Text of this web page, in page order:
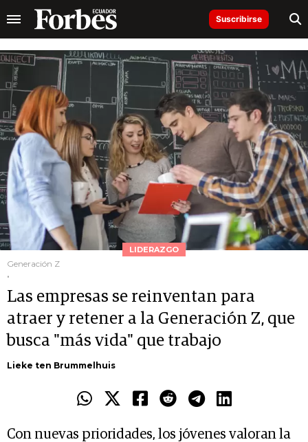
Suscribirse
LIDERAZGO
Generación Z
.
Las empresas se reinventan para
atraer y retener a la Generación Z, que
busca "más vida" que trabajo
Lieke ten Brummelhuis
Con nuevas prioridades, los jóvenes valoran la